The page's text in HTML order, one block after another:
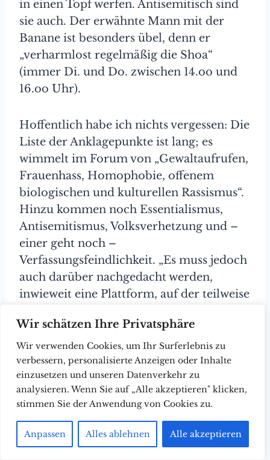
Wir schätzen Ihre Privatsphäre
Wir verwenden Cookies, um Ihr Surferlebnis zu
verbessern, personalisierte Anzeigen oder Inhalte
einzusetzen und unseren Datenverkehr zu
analysieren. Wenn Sie auf „Alle akzeptieren" klicken,
stimmen Sie der Anwendung von Cookies zu.
Anpassen Alles ablehnen Alle akzeptieren
in einen Topf werfen. Antisemitisch sind
sie auch. Der erwähnte Mann mit der
Banane ist besonders übel, denn er
„verharmlost regelmäßig die Shoa“
(immer Di. und Do. zwischen 14.oo und
16.oo Uhr).
Hoffentlich habe ich nichts vergessen: Die
Liste der Anklagepunkte ist lang; es
wimmelt im Forum von „Gewaltaufrufen,
Frauenhass, Homophobie, offenem
biologischen und kulturellen Rassismus“.
Hinzu kommen noch Essentialismus,
Antisemitismus, Volksverhetzung und –
einer geht noch –
Verfassungsfeindlichkeit. „Es muss jedoch
auch darüber nachgedacht werden,
inwieweit eine Plattform, auf der teilweise
vertreten werden, noch unter den Schutz
der Meinungsfreiheit fällt.“ Glanzpunkte
der Peinlichkeit werden erreicht, wenn er
Professor Gerhard Amendt vorwirft,
nicht wissenschaftlich zu arbeiten und
den Antifeministen, dass sie den
Feminismus nicht differenziert
betrachten.